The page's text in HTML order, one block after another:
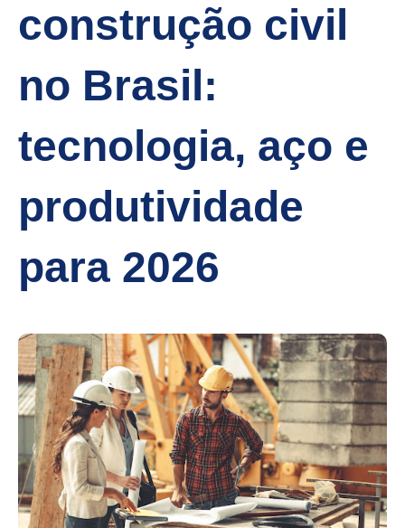
construção civil
no Brasil:
tecnologia, aço e
produtividade
para 2026